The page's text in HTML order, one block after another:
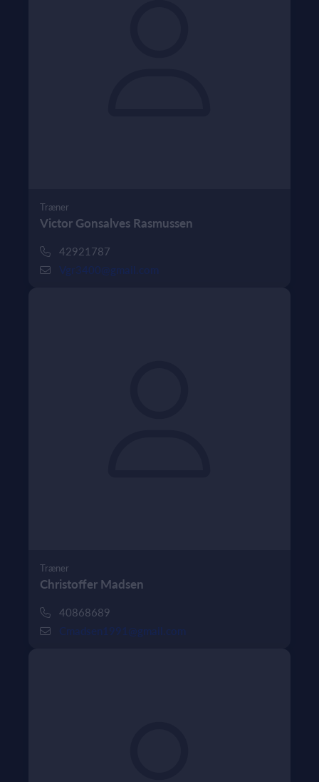
Træner
Victor Gonsalves Rasmussen
42921787
Vgr3400@gmail.com
Træner
Christoffer Madsen
40868689
Cmadsen1991@gmail.com